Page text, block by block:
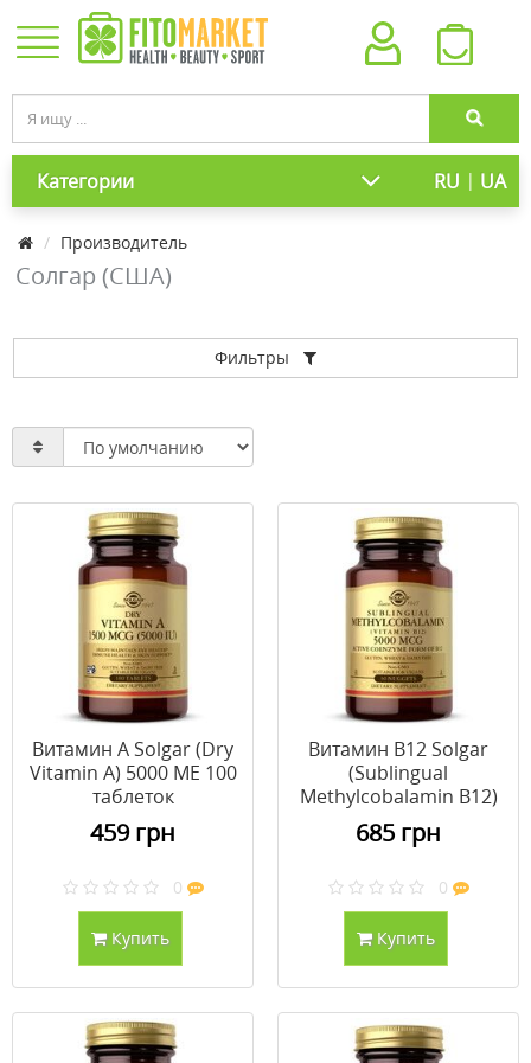
Категории RU | UA
Производитель
Солгар (США)
Фильтры
Витамин А Solgar (Dry
Vitamin A) 5000 МЕ 100
таблеток
459 грн
0
Купить
Витамин В12 Solgar
(Sublingual
Methylcobalamin В12)
5000 мкг 30 таблеток
685 грн
0
Купить